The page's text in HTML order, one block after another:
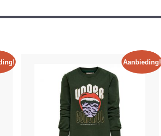
Aanbieding!